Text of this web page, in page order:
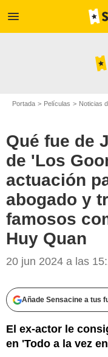
menu
Portada Películas Noticias
Qué fue de
de 'Los
actuación
abogado y
famosos
Huy Quan
20 jun 2024 a las
Añade Sensacine a tus
El ex-actor le
en 'Todo a la vez